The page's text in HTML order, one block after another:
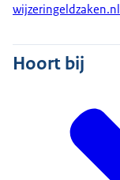
wijzeringeldzaken.nl
Hoort bij